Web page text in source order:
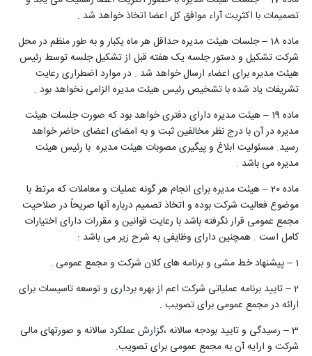
تصمیمات با اکثریت آراء موافق کل اعضا اتخاذ خواهد شد .
ماده 18 – جلسات هیئت مدیره حداقل هر ماه یکبار و به طور منظم در محل
شرکت تشکیل و دستور جلسه یک هفته قبل از تشکیل جلسه توسط رئیس
هیئت مدیره برای اعضاء ارسال خواهد شد . در موارد اضطراری رعایت
تشریفات یاد شده با تشخیص رئیس هیئت مدیره الزامی نخواهد بود .
ماده 19 – هیئت مدیره دارای دفتری خواهد بود که صورت جلسات هیئت
مدیره در آن با درج نظر مخالفین ثبت و به امضای اعضای حاضر خواهد
رسید. مسئولیت ابلاغ و پیگیری مصوبات هیئت مدیره با رئیس هیئت
مدیره می باشد .
ماده 20 – هیئت مدیره برای انجام هر گونه عملیات و معاملات که مرتط با
موضوع فعالیت شرکت بوده و اتخاذ تصمیم درباره آنها صریحاً در صلاحیت
مجمع عمومی قرار نگرفته باشد با رعایت قوانین و مقررات دارای اختیارات
کامل است . همچنین دارای وظایفی به شرح زیر می باشد :
1 – پیشنهاد خط مشی و برنامه های کلان شرکت و مجمع عمومی .
2 – تایید برنامه عملیاتی شرکت اعم از بهره برداری و توسعه تاسیسات برای
ارائه در مجمع عمومی برای تصویب .
3 – رسیدگی و تایید بودجه سالانه ،گزارش عملکرد سالانه و صورتهای مالی
شرکت و ارایه آن به مجمع عمومی برای تصویب.